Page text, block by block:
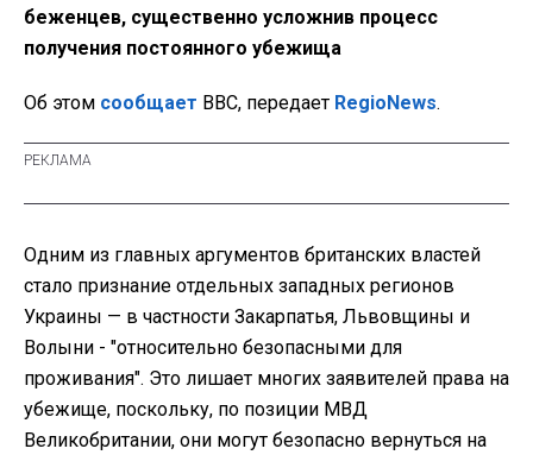
беженцев, существенно усложнив процесс
получения постоянного убежища
Об этом сообщает BBC, передает RegioNews.
Одним из главных аргументов британских властей
стало признание отдельных западных регионов
Украины — в частности Закарпатья, Львовщины и
Волыни - "относительно безопасными для
проживания". Это лишает многих заявителей права на
убежище, поскольку, по позиции МВД
Великобритании, они могут безопасно вернуться на